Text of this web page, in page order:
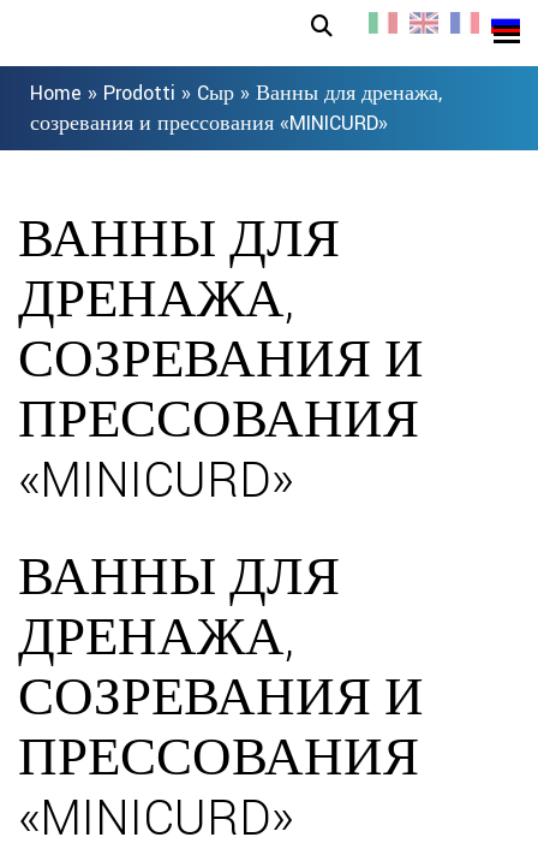
Home » Prodotti » Cыр » Ванны для дренажа,
созревания и прессования «MINICURD»
ВАННЫ ДЛЯ
ДРЕНАЖА,
СОЗРЕВАНИЯ И
ПРЕССОВАНИЯ
«MINICURD»
ВАННЫ ДЛЯ
ДРЕНАЖА,
СОЗРЕВАНИЯ И
ПРЕССОВАНИЯ
«MINICURD»